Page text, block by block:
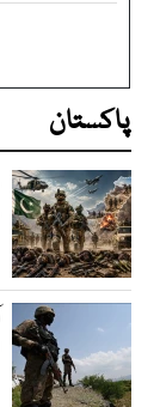
پاکستان